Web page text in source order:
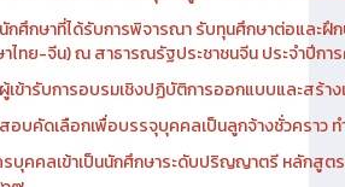
อบคัดเลือกเพื่อบรรจุเป็นลูกจ้างชั่วคราว ทำหน้าที่
กศึกษาที่ได้รับการพิจารณา รับทุนศึกษาต่อและฝึ
ไทย-จีน) ณ สาธารณรัฐประชาชนจีน ประจำปีก
เข้ารับการอบรมเชิงปฏิบัติการออกแบบและสร้า
อบคัดเลือกเพื่อบรรจุบุคคลเป็นลูกจ้างชั่วคราว ท